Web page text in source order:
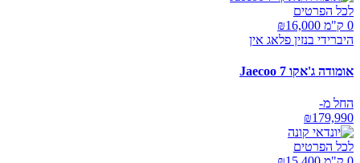
לכל הפרטים
0 ק"מ ₪
16,000
היברידי בנזין פלאג אין
אומודה ג'אקו Jaecoo 7
החל מ-
₪179,990
לכל הפרטים